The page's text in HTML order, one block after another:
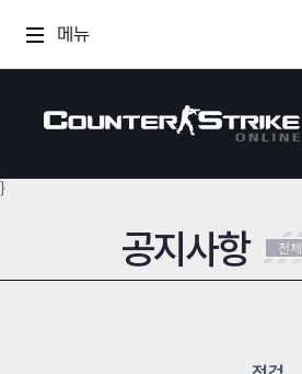
메뉴
}
공지사항 전체